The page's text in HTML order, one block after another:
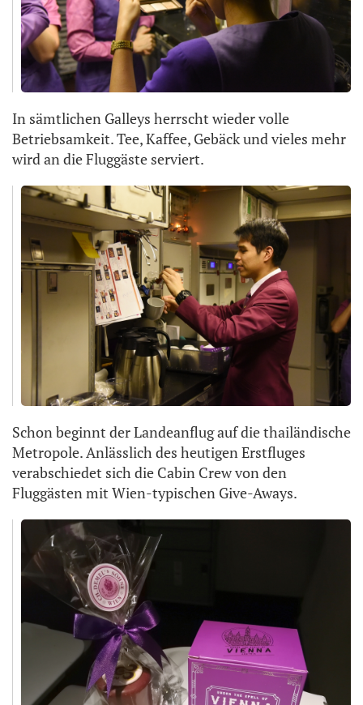
In sämtlichen Galleys herrscht wieder volle
Betriebsamkeit. Tee, Kaffee, Gebäck und vieles mehr
wird an die Fluggäste serviert.
Schon beginnt der Landeanflug auf die thailändische
Metropole. Anlässlich des heutigen Erstfluges
verabschiedet sich die Cabin Crew von den
Fluggästen mit Wien-typischen Give-Aways.